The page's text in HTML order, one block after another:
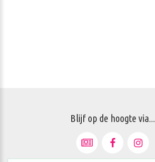
Blijf op de hoogte via...